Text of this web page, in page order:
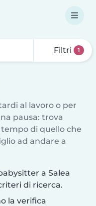
Filtri 1
al lavoro o per
pausa: trova
di quello che
ad andare a
a Salea
di ricerca.
la verifica